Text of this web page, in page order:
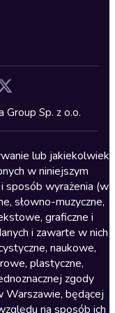
Sp. z o.o.
lub jakiekolwiek
w niniejszym
sposób wyrażenia (w
słowno-muzyczne,
graficzne i
i zawarte w nich
naukowe,
plastyczne,
zgody
Warszawie, będącej
na sposób ich